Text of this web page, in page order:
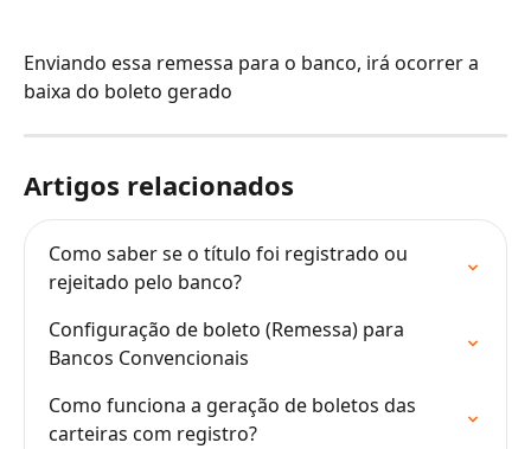
Enviando essa remessa para o banco, irá ocorrer a
baixa do boleto gerado
Artigos relacionados
Como saber se o título foi registrado ou
rejeitado pelo banco?
Configuração de boleto (Remessa) para
Bancos Convencionais
Como funciona a geração de boletos das
carteiras com registro?